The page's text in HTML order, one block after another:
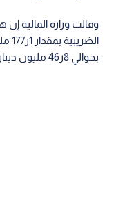
وقالت وزارة المالية إن
بحوالي 8ر46 مليون دينار.